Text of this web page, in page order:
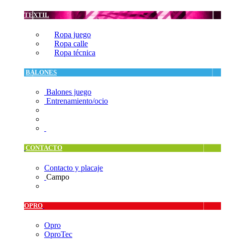
TEXTIL
Ropa juego
Ropa calle
Ropa técnica
BALONES
Balones juego
Entrenamiento/ocio
CONTACTO
Contacto y placaje
Campo
OPRO
Opro
OproTec